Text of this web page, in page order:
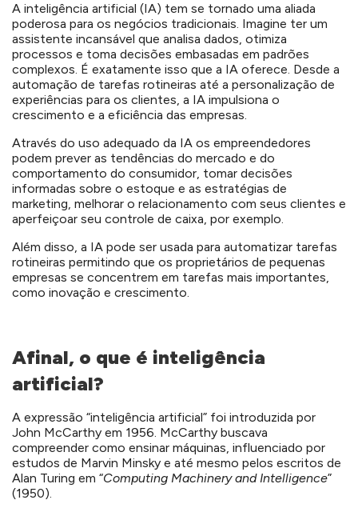
A inteligência artificial (IA) tem se tornado uma aliada
poderosa para os negócios tradicionais. Imagine ter um
assistente incansável que analisa dados, otimiza
processos e toma decisões embasadas em padrões
complexos. É exatamente isso que a IA oferece. Desde a
automação de tarefas rotineiras até a personalização de
experiências para os clientes, a IA impulsiona o
crescimento e a eficiência das empresas.
Através do uso adequado da IA os empreendedores
podem prever as tendências do mercado e do
comportamento do consumidor, tomar decisões
informadas sobre o estoque e as estratégias de
marketing, melhorar o relacionamento com seus clientes e
aperfeiçoar seu controle de caixa, por exemplo.
Além disso, a IA pode ser usada para automatizar tarefas
rotineiras permitindo que os proprietários de pequenas
empresas se concentrem em tarefas mais importantes,
como inovação e crescimento.
Afinal, o que é inteligência
artificial?
A expressão “inteligência artificial” foi introduzida por
John McCarthy em 1956. McCarthy buscava
compreender como ensinar máquinas, influenciado por
estudos de Marvin Minsky e até mesmo pelos escritos de
Alan Turing em “Computing Machinery and Intelligence”
(1950).